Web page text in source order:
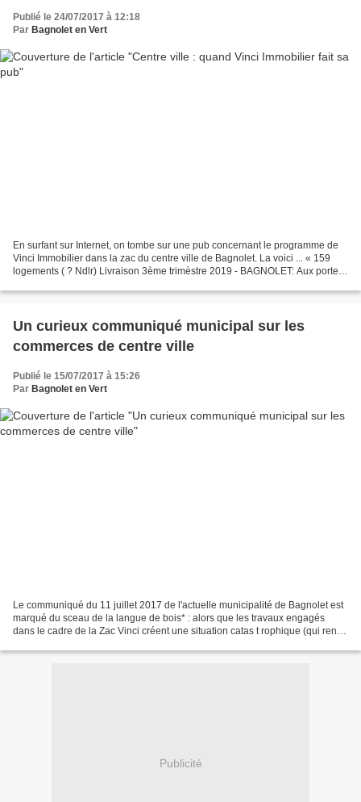
Publié le 24/07/2017 à 12:18
Par Bagnolet en Vert
En surfant sur Internet, on tombe sur une pub concernant le programme de
Vinci Immobilier dans la zac du centre ville de Bagnolet. La voici ... « 159
logements ( ? Ndlr) Livraison 3ème trimèstre 2019 - BAGNOLET: Aux portes
Un curieux communiqué municipal sur les
commerces de centre ville
Publié le 15/07/2017 à 15:26
Par Bagnolet en Vert
Le communiqué du 11 juillet 2017 de l'actuelle municipalité de Bagnolet est
marqué du sceau de la langue de bois* : alors que les travaux engagés
dans le cadre de la Zac Vinci créent une situation catas t rophique (qui rend
Publicité